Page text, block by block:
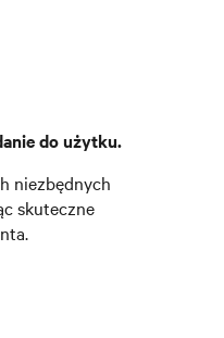
do użytku.
niezbędnych
skuteczne